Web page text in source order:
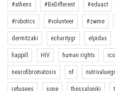
#athens #BeDifferent #eduact
#robotics #volunteer #zwme
dermitzaki echaritygr elpidas
happill HIV human rights
neurofibromatosis nf nutrivaluegr
refugees sone thessaloniki